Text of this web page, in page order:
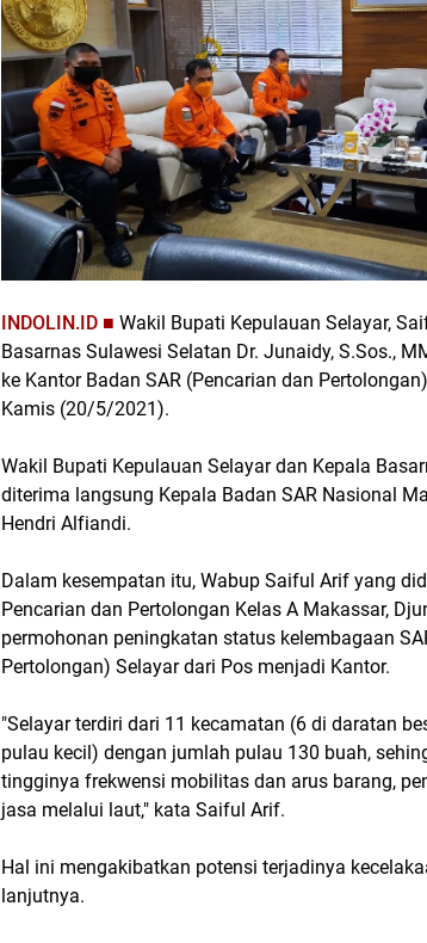
INDOLIN.ID ■ Wakil Bupati Kepulauan Selayar,
Basarnas Sulawesi Selatan Dr. Junaidy, S.Sos.,
ke Kantor Badan SAR (Pencarian dan
Kamis (20/5/2021).
Wakil Bupati Kepulauan Selayar dan Kepala
diterima langsung Kepala Badan SAR Nasional
Hendri Alfiandi.
Dalam kesempatan itu, Wabup Saiful Arif yang
Pencarian dan Pertolongan Kelas A Makassar,
permohonan peningkatan status kelembagaan
Pertolongan) Selayar dari Pos menjadi Kantor.
"Selayar terdiri dari 11 kecamatan (6 di daratan
pulau kecil) dengan jumlah pulau 130 buah,
tingginya frekwensi mobilitas dan arus barang,
jasa melalui laut," kata Saiful Arif.
Hal ini mengakibatkan potensi terjadinya
lanjutnya.